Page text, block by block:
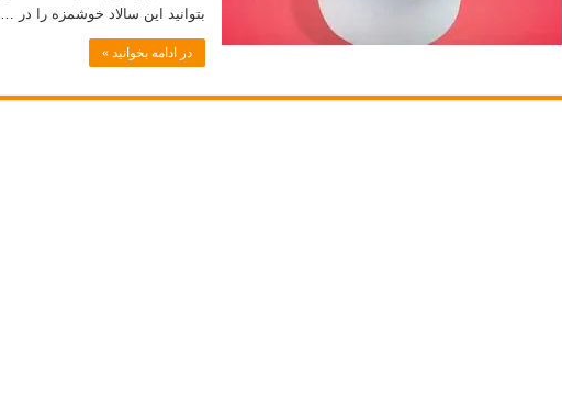
بتوانید این سالاد خوشمزه را در …
در ادامه بخوانید »